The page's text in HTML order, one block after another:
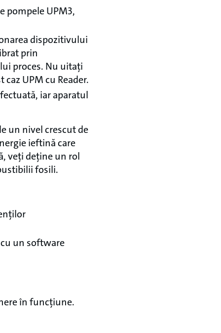
pompele UPM3,
dispozitivului
prin
proces. Nu uitați
UPM cu Reader.
iar aparatul
un nivel crescut de
ieftină care
veți deține un rol
fosili.
un software
în funcțiune.